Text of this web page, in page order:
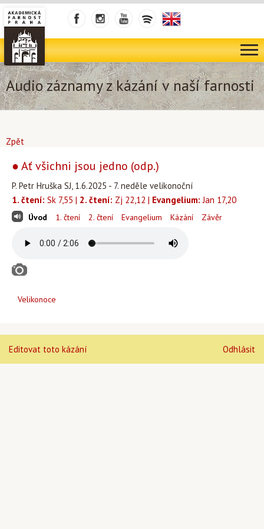
Audio záznamy z kázání v naší farnosti
Zpět
● Ať všichni jsou jedno (odp.)
P. Petr Hruška SJ, 1.6.2025 - 7. neděle velikonoční
1. čtení: Sk 7,55 | 2. čtení: Zj 22,12 | Evangelium: Jan 17,20
Úvod 1. čtení 2. čtení Evangelium Kázání Závěr
Velikonoce
Editovat toto kázání Odhlásit